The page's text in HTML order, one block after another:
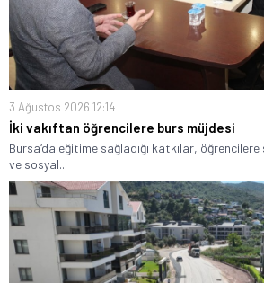
3 Ağustos 2026 12:14
İki vakıftan öğrencilere burs müjdesi
Bursa’da eğitime sağladığı katkılar,
ve sosyal...